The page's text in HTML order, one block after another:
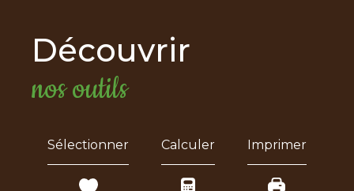
découvrir
nos outils
Sélectionner Calculer Imprimer